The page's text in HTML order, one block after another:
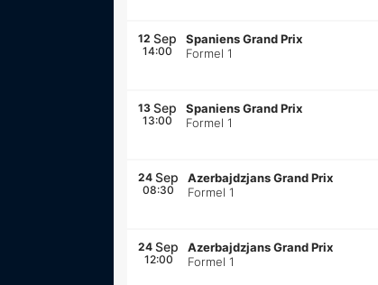
12 Sep
14:00
Spaniens Grand Prix
Formel 1
13 Sep
13:00
Spaniens Grand Prix
Formel 1
24 Sep
08:30
Azerbajdzjans Grand Prix
Formel 1
24 Sep
12:00
Azerbajdzjans Grand Prix
Formel 1